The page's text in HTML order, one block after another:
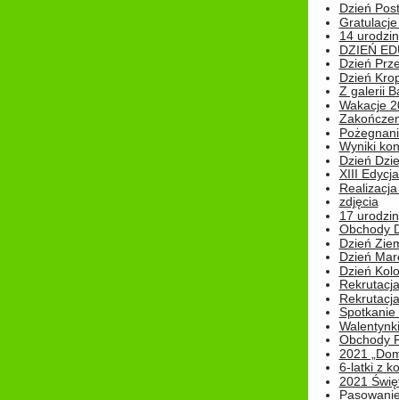
Dzień
14
DZIEŃ
Dzień
Dzień
Z galerii
Wakacje
Wyniki
Dzień
XIII
zdjęcia
17
Obchody
Dzień
Dzień
Dzień
Rekrutacja
Spotkanie
Obchody
2021
6-latki z
2021